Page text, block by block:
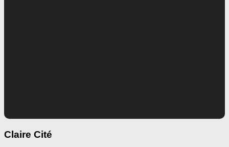
Claire Cité